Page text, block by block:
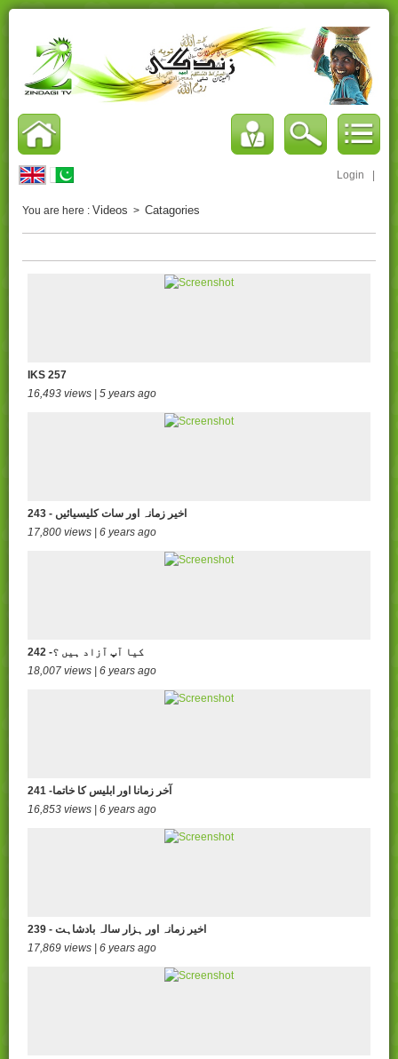
Login
You are here : Videos > Catagories
IKS 257
16,493 views | 5 years ago
243 - اخیر زمانہ اور سات کلیسیائیں
17,800 views | 6 years ago
242 -کیا آپ آزاد ہیں ؟
18,007 views | 6 years ago
241 -آخر زمانا اور ابلیس کا خاتما
16,853 views | 6 years ago
239 - اخیر زمانہ اور ہزار سالہ بادشاہت
17,869 views | 6 years ago